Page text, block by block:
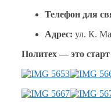
Телефон для
Адрес: ул. К.
Политех — это